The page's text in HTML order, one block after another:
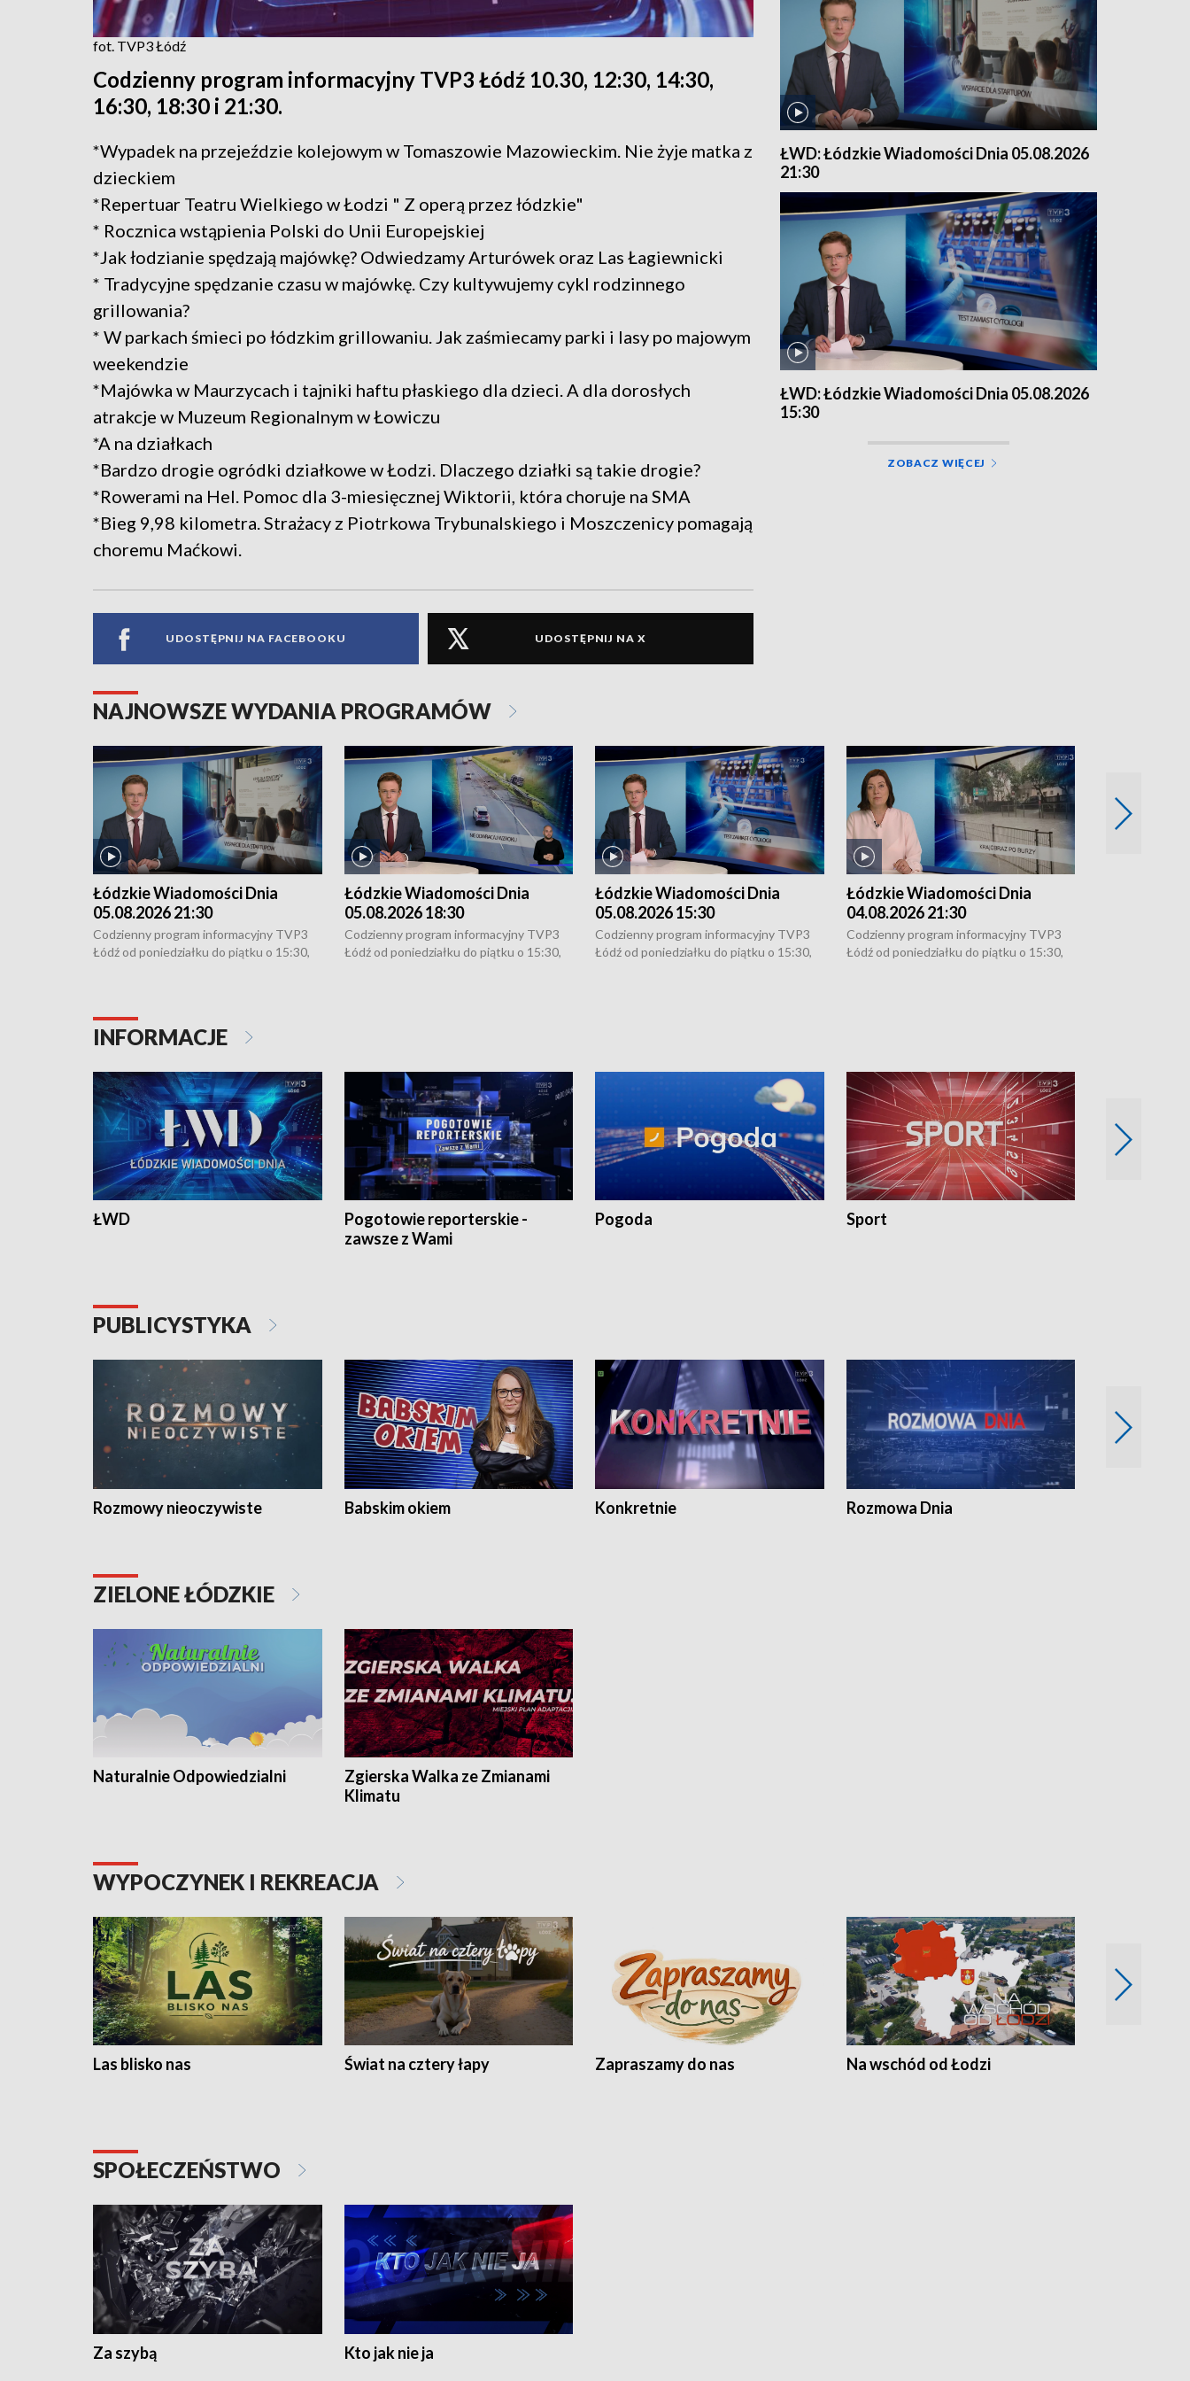
fot. TVP3 Łódź
Codzienny program informacyjny TVP3 Łódź 10.30, 12:30, 14:30,
16:30, 18:30 i 21:30.
*Wypadek na przejeździe kolejowym w Tomaszowie Mazowieckim. Nie żyje matka z
dzieckiem
*Repertuar Teatru Wielkiego w Łodzi " Z operą przez łódzkie"
* Rocznica wstąpienia Polski do Unii Europejskiej
*Jak łodzianie spędzają majówkę? Odwiedzamy Arturówek oraz Las Łagiewnicki
* Tradycyjne spędzanie czasu w majówkę. Czy kultywujemy cykl rodzinnego
grillowania?
* W parkach śmieci po łódzkim grillowaniu. Jak zaśmiecamy parki i lasy po majowym
weekendzie
*Majówka w Maurzycach i tajniki haftu płaskiego dla dzieci. A dla dorosłych
atrakcje w Muzeum Regionalnym w Łowiczu
*A na działkach
*Bardzo drogie ogródki działkowe w Łodzi. Dlaczego działki są takie drogie?
*Rowerami na Hel. Pomoc dla 3-miesięcznej Wiktorii, która choruje na SMA
*Bieg 9,98 kilometra. Strażacy z Piotrkowa Trybunalskiego i Moszczenicy pomagają
choremu Maćkowi.
UDOSTĘPNIJ NA FACEBOOKU UDOSTĘPNIJ NA X
ŁWD: Łódzkie Wiadomości Dnia 05.08.2026
21:30
ŁWD: Łódzkie Wiadomości Dnia 05.08.2026
15:30
ZOBACZ WIĘCEJ
NAJNOWSZE WYDANIA PROGRAMÓW
Łódzkie Wiadomości Dnia
05.08.2026 21:30
Codzienny program informacyjny TVP3
Łódź od poniedziałku do piątku o 15:30,
Łódzkie Wiadomości Dnia
05.08.2026 18:30
Codzienny program informacyjny TVP3
Łódź od poniedziałku do piątku o 15:30,
Łódzkie Wiadomości Dnia
05.08.2026 15:30
Codzienny program informacyjny TVP3
Łódź od poniedziałku do piątku o 15:30,
Łódzkie Wiadomości Dnia
04.08.2026 21:30
Codzienny program informacyjny TVP3
Łódź od poniedziałku do piątku o 15:30,
INFORMACJE
ŁWD
Pogotowie reporterskie -
zawsze z Wami
Pogoda Sport
PUBLICYSTYKA
Rozmowy nieoczywiste Babskim okiem Konkretnie Rozmowa Dnia
ZIELONE ŁÓDZKIE
Naturalnie Odpowiedzialni
Zgierska Walka ze Zmianami
Klimatu
WYPOCZYNEK I REKREACJA
Las blisko nas Świat na cztery łapy Zapraszamy do nas Na wschód od Łodzi
SPOŁECZEŃSTWO
Za szybą Kto jak nie ja